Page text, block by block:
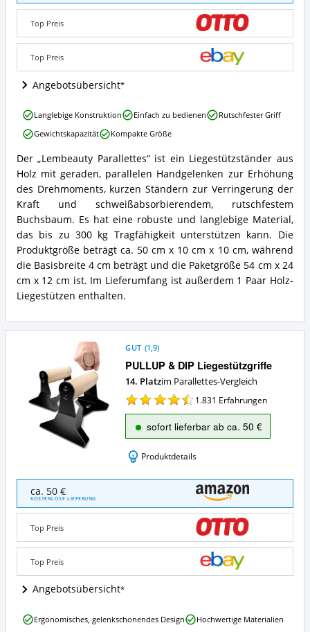
Angebote:
Parallettes
erhältlich?
Top Preis
Top Preis
Angebotsübersicht
Lembeauty
Parallettes
Zusammenfassung:
Was
bietet
Parallettes?
Der „Lembeauty Parallettes“ ist ein Liegestützständer aus
Holz mit geraden, parallelen Handgelenken zur Erhöhung
des Drehmoments, kurzen Ständern zur Verringerung der
Kraft und schweißabsorbierendem, rutschfestem
Buchsbaum. Es hat eine robuste und langlebige Material,
das bis zu 300 kg Tragfähigkeit unterstützen kann. Die
Produktgröße beträgt ca. 50 cm x 10 cm x 10 cm, während
die Basisbreite 4 cm beträgt und die Paketgröße 54 cm x 24
cm x 12 cm ist. Im Lieferumfang ist außerdem 1 Paar Holz-
Liegestützen enthalten.
Lembeauty
Parallettes
Vorteile:
spricht
für
Parallettes?
Langlebige Konstruktion Einfach zu bedienen
Rutschfester Griff
Gewichtskapazität
Kompakte Größe
PULLUP & DIP Liegestützgriffe
GUT (1,9)
14. Platzim Parallettes-Vergleich
1.831 Erfahrungen
sofort lieferbar ab ca. 50 €
Produktdetails
PULLUP
DIP
Liegestützgriffe
Angebote:
Wo
Parallettes
erhältlich?
ca. 50 €
KOSTENLOSE LIEFERUNG
Top Preis
Top Preis
Angebotsübersicht
PULLUP
Ergonomisches, gelenkschonendes Design
Hochwertige Materialien